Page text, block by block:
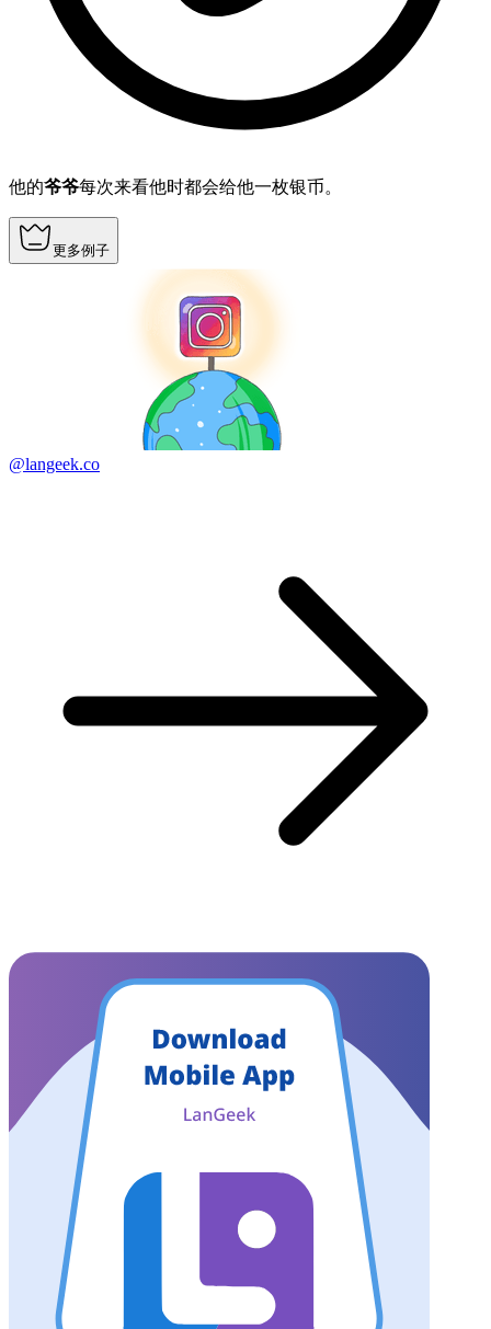
他的爷爷每次来看他时都会给他一枚银币。
更多例子
@langeek.co